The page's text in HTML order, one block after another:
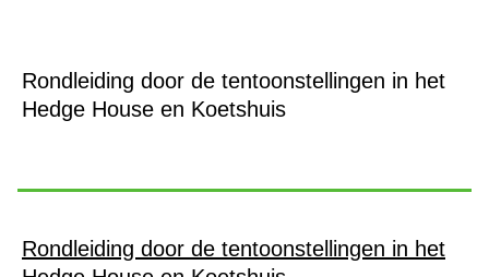
Rondleiding door de tentoonstellingen in het
Hedge House en Koetshuis
Rondleiding door de tentoonstellingen in het